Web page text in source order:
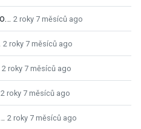
2 roky 7 měsíců ago
2 roky 7 měsíců ago
2 roky 7 měsíců ago
2 roky 7 měsíců ago
2 roky 7 měsíců ago